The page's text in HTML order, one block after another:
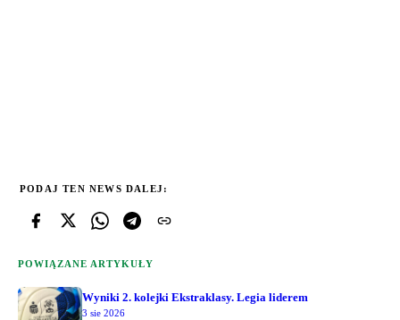
PODAJ TEN NEWS DALEJ:
POWIĄZANE ARTYKUŁY
Wyniki 2. kolejki Ekstraklasy. Legia liderem
3 sie 2026